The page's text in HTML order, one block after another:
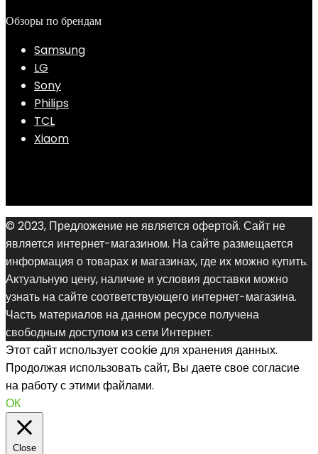
Обзоры по брендам
Samsung
LG
Sony
Philips
TCL
Xiaom
© 2023, Предложение не является офертой. Сайт не
является интернет-магазином. На сайте размещается
информация о товарах и магазинах, где их можно купить.
Актуальную цену, наличие и условия доставки можно
узнать на сайте соответствующего интернет-магазина.
Часть материалов на данном ресурсе получена
свободным доступом из сети Интернет.
Этот сайт использует cookie для хранения данных.
Продолжая использовать сайт, Вы даете свое согласие
на работу с этими файлами.
ОК
Close